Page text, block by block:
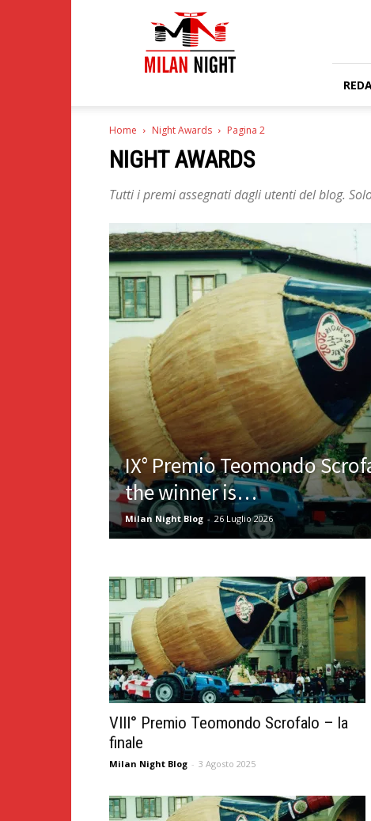
Home Night Awards Pagina 2
NIGHT AWARDS
Tutti i premi assegnati dagli utenti del blog.
IX° Premio Teomondo
the winner is…
Milan Night Blog - 26 Luglio 2026
VIII° Premio Teomondo Scrofalo – la
finale
Milan Night Blog - 3 Agosto 2025